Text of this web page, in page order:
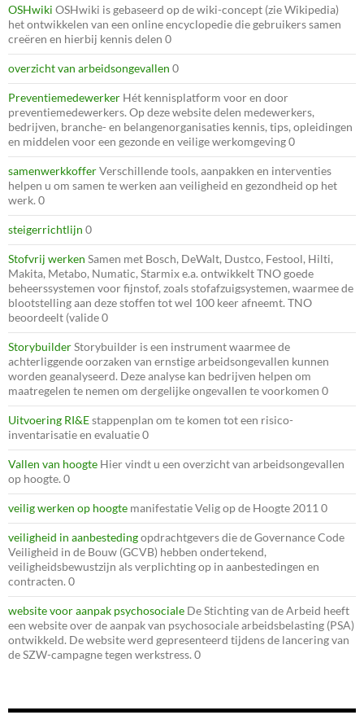
OSHwiki OSHwiki is gebaseerd op de wiki-concept (zie Wikipedia)
het ontwikkelen van een online encyclopedie die gebruikers samen
creëren en hierbij kennis delen 0
overzicht van arbeidsongevallen 0
Preventiemedewerker Hét kennisplatform voor en door
preventiemedewerkers. Op deze website delen medewerkers,
bedrijven, branche- en belangenorganisaties kennis, tips, opleidingen
en middelen voor een gezonde en veilige werkomgeving 0
samenwerkkofferVerschillende tools, aanpakken en interventies
helpen u om samen te werken aan veiligheid en gezondheid op het
werk. 0
steigerrichtlijn 0
Stofvrij werken Samen met Bosch, DeWalt, Dustco, Festool, Hilti,
Makita, Metabo, Numatic, Starmix e.a. ontwikkelt TNO goede
beheerssystemen voor fijnstof, zoals stofafzuigsystemen, waarmee de
blootstelling aan deze stoffen tot wel 100 keer afneemt. TNO
beoordeelt (valide 0
StorybuilderStorybuilder is een instrument waarmee de
achterliggende oorzaken van ernstige arbeidsongevallen kunnen
worden geanalyseerd. Deze analyse kan bedrijven helpen om
maatregelen te nemen om dergelijke ongevallen te voorkomen 0
Uitvoering RI&Estappenplan om te komen tot een risico-
inventarisatie en evaluatie 0
Vallen van hoogte Hier vindt u een overzicht van arbeidsongevallen
op hoogte. 0
veilig werken op hoogte manifestatie Velig op de Hoogte 2011 0
veiligheid in aanbestedingopdrachtgevers die de Governance Code
Veiligheid in de Bouw (GCVB) hebben ondertekend,
veiligheidsbewustzijn als verplichting op in aanbestedingen en
contracten. 0
website voor aanpak psychosociale De Stichting van de Arbeid heeft
een website over de aanpak van psychosociale arbeidsbelasting (PSA)
ontwikkeld. De website werd gepresenteerd tijdens de lancering van
de SZW-campagne tegen werkstress. 0